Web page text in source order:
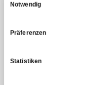
Notwendig
Präferenzen
Statistiken